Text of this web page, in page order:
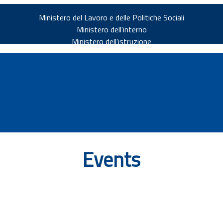
Ministero del Lavoro e delle Politiche Sociali
Ministero dell'interno
Ministero dell'istruzione
Events